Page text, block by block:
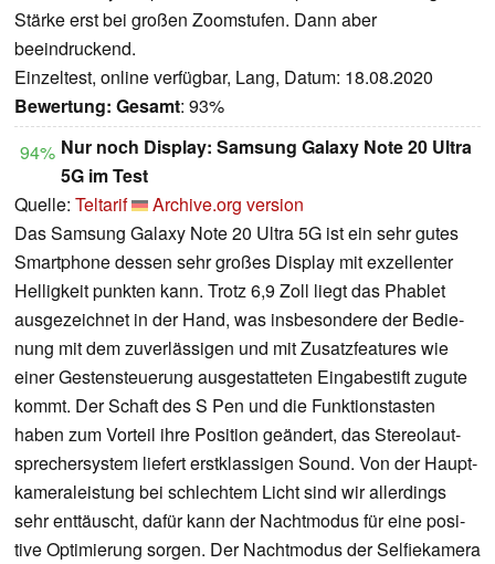
Stärke erst bei großen Zoomstufen. Dann aber
beeindruckend.
Einzeltest, online verfügbar, Lang, Datum: 18.08.2020
Bewertung: Gesamt: 93%
94% Nur noch Display: Samsung Galaxy Note 20 Ultra
5G im Test
Quelle: Teltarif
Archive.org version
Das Samsung Galaxy Note 20 Ultra 5G ist ein sehr gutes
Smart­phone dessen sehr großes Display mit exzel­lenter
Hellig­keit punkten kann. Trotz 6,9 Zoll liegt das Phablet
ausge­zeichnet in der Hand, was insbe­son­dere der Bedie­
nung mit dem zuver­läs­sigen und mit Zusatz­fea­tures wie
einer Gesten­steue­rung ausge­stat­teten Einga­be­stift zugute
kommt. Der Schaft des S Pen und die Funk­ti­ons­tasten
haben zum Vorteil ihre Posi­tion geän­dert, das Stereo­laut­
spre­cher­system liefert erst­klas­sigen Sound. Von der Haupt­
ka­me­ra­leis­tung bei schlechtem Licht sind wir aller­dings
sehr enttäuscht, dafür kann der Nacht­modus für eine posi­
tive Opti­mie­rung sorgen. Der Nacht­modus der Selfie­ka­mera